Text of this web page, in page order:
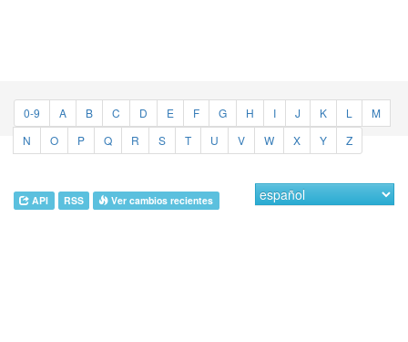
0-9 A B C D E F G H I J K L
M
N
O P Q R S T U V W X Y Z
API RSS Ver cambios recientes